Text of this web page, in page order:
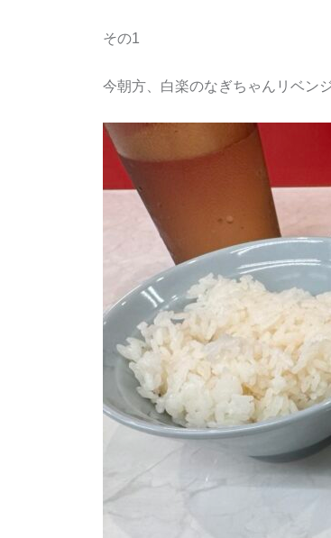
その1
今朝方、白楽のなぎちゃんリベン